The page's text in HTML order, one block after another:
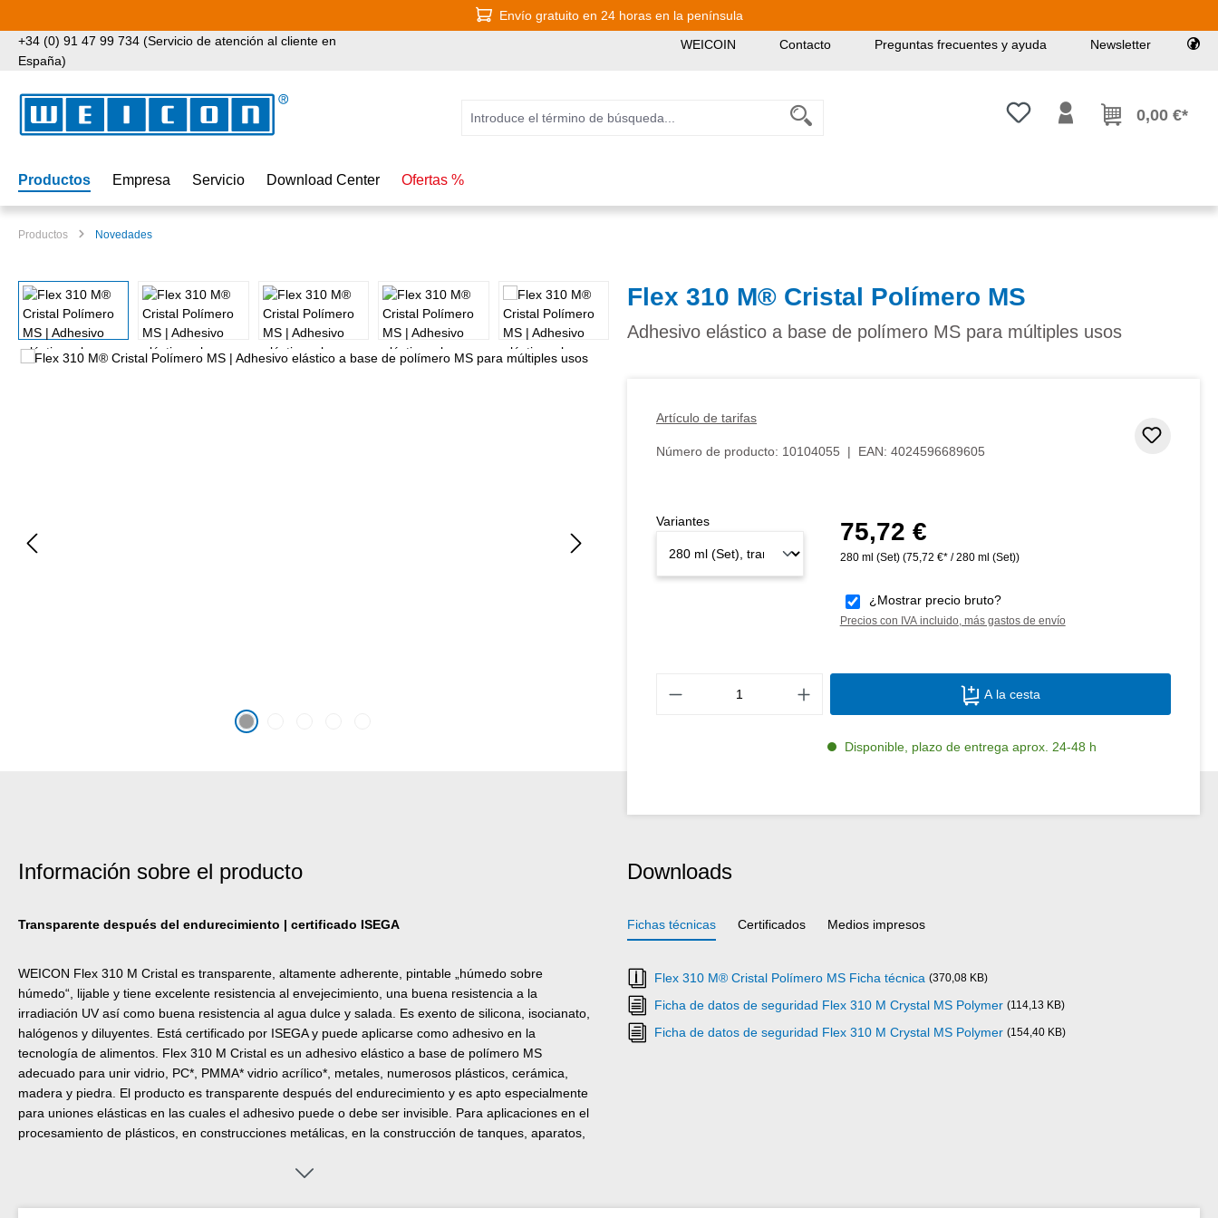
Envío gratuito en 24 horas en la península
+34 (0) 91 47 99 734 (Servicio de atención al cliente en
España)
WEICOIN Contacto Preguntas frecuentes y ayuda Newsletter
Tienes 0 artículos en tu lista de
0,00 €*
Productos Empresa Servicio Download Center Ofertas %
Productos Novedades
Omitir galería de imágenes Flex 310 M® Cristal Polímero MS
Adhesivo elástico a base de polímero MS para múltiples usos
Artículo de tarifas
Número de producto: 10104055 | EAN: 4024596689605
Precio normal:
75,72 €
280 ml (Set) (75,72 €* / 280 ml (Set))
¿Mostrar precio bruto?
Precios con IVA incluido, más gastos de envío
Variantes
Cantidad del producto: introduce la
A la cesta
Disponible, plazo de entrega aprox. 24-48 h
Información sobre el producto
Transparente después del endurecimiento | certificado ISEGA
WEICON Flex 310 M Cristal es transparente, altamente adherente, pintable „húmedo sobre
húmedo“, lijable y tiene excelente resistencia al envejecimiento, una buena resistencia a la
irradiación UV así como buena resistencia al agua dulce y salada. Es exento de silicona, isocianato,
halógenos y diluyentes. Está certificado por ISEGA y puede aplicarse como adhesivo en la
tecnología de alimentos. Flex 310 M Cristal es un adhesivo elástico a base de polímero MS
adecuado para unir vidrio, PC*, PMMA* vidrio acrílico*, metales, numerosos plásticos, cerámica,
madera y piedra. El producto es transparente después del endurecimiento y es apto especialmente
para uniones elásticas en las cuales el adhesivo puede o debe ser invisible. Para aplicaciones en el
procesamiento de plásticos, en construcciones metálicas, en la construcción de tanques, aparatos,
la construcción de recintos feriales y almacenes y en todos los sectores en que las siliconas o
Downloads
Fichas técnicas Certificados Medios impresos
Flex 310 M® Cristal Polímero MS Ficha técnica (370,08 KB)
Ficha de datos de seguridad Flex 310 M Crystal MS Polymer (114,13 KB)
Ficha de datos de seguridad Flex 310 M Crystal MS Polymer (154,40 KB)